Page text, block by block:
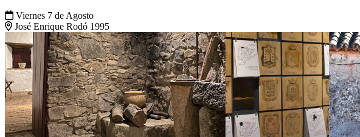
Viernes 7 de Agosto
José Enrique Rodó 1995